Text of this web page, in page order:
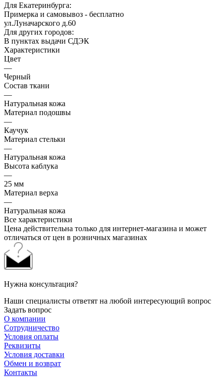
Для Екатеринбурга:
Примерка и самовывоз - бесплатно
ул.Луначарского д.60
Для других городов:
В пунктах выдачи СДЭК
Характеристики
Цвет
—
Черный
Состав ткани
—
Натуральная кожа
Материал подошвы
—
Каучук
Материал стельки
—
Натуральная кожа
Высота каблука
—
25 мм
Материал верха
—
Натуральная кожа
Все характеристики
Цена действительна только для интернет-магазина и может
отличаться от цен в розничных магазинах
Нужна консультация?
Наши специалисты ответят на любой интересующий вопрос
Задать вопрос
О компании
Сотрудничество
Условия оплаты
Реквизиты
Условия доставки
Обмен и возврат
Контакты